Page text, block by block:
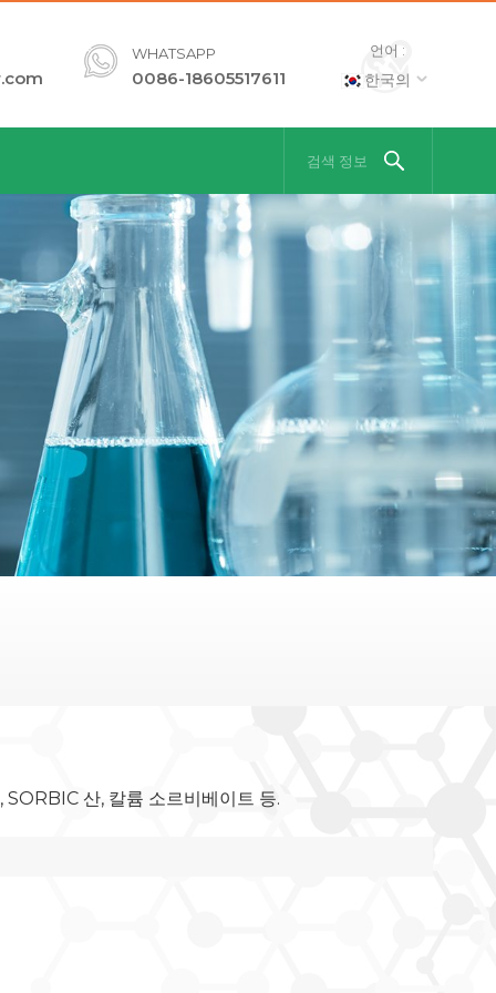
언어 :
한국의
WHATSAPP
0086-18605517611
검색 정보
산, 칼륨 소르비베이트 등.